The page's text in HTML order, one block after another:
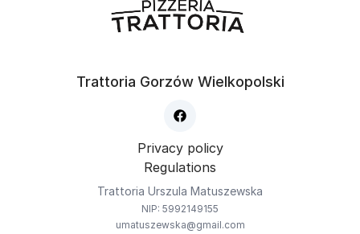
Trattoria Gorzów Wielkopolski
Privacy policy
Regulations
Trattoria Urszula Matuszewska
NIP: 5992149155
umatuszewska@gmail.com